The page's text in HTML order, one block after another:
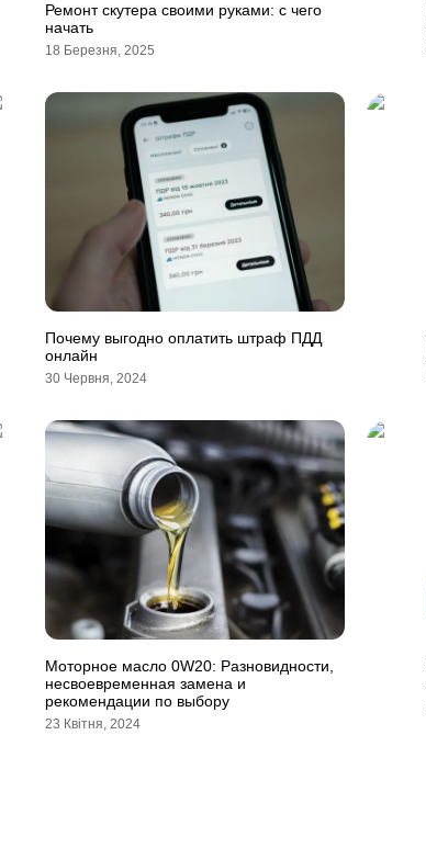
Ремонт скутера своими руками: с чего
начать
18 Березня, 2025
Почему выгодно оплатить штраф ПДД
онлайн
30 Червня, 2024
Моторное масло 0W20: Разновидности,
несвоевременная замена и
рекомендации по выбору
23 Квітня, 2024